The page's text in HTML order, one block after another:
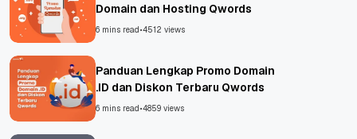
Domain dan Hosting Qwords
6 mins read•4512 views
Panduan Lengkap Promo Domain
.ID dan Diskon Terbaru Qwords
6 mins read•4859 views